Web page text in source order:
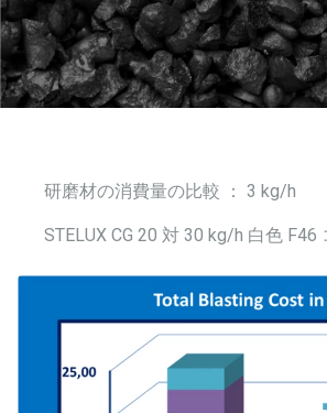
研磨材の消費量の比較 ： 3 kg/h
STELUX CG 20 対 30 kg/h 白色 F46